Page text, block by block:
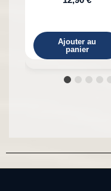
Ajouter au
panier